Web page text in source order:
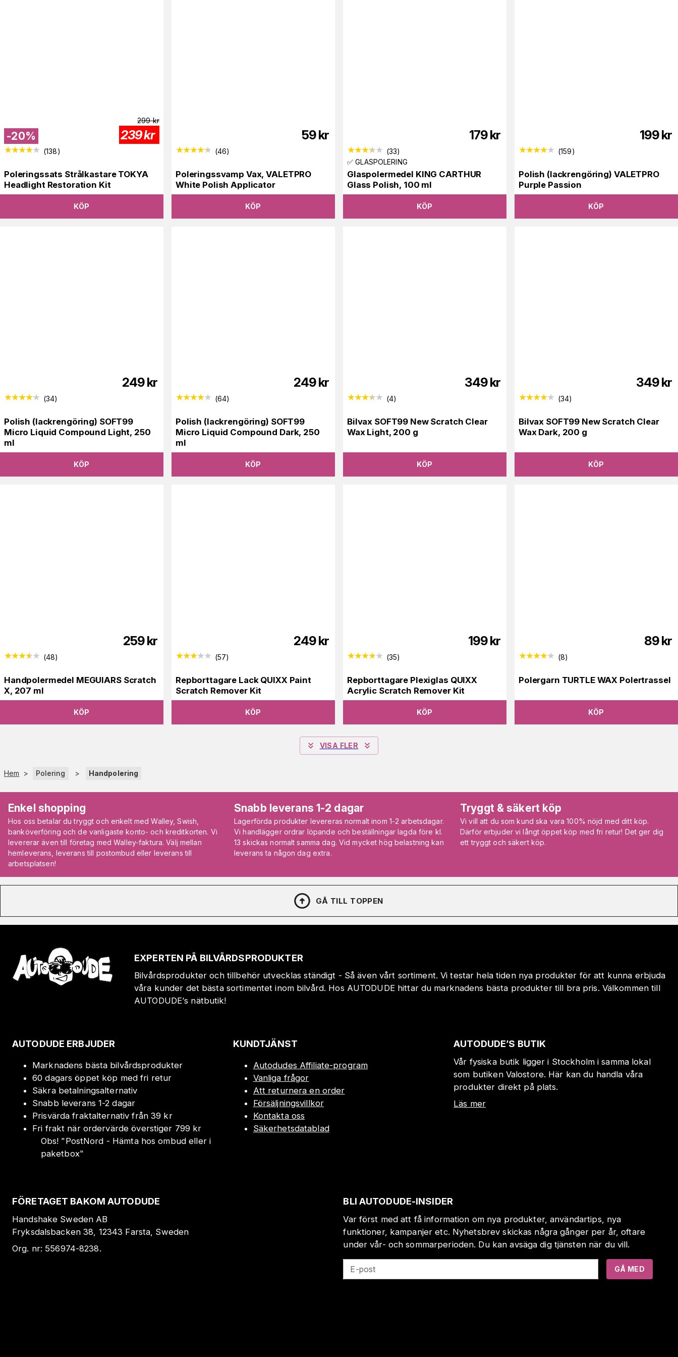
-20%
299 kr
239kr
(138)
Poleringssats Strålkastare TOKYA
Headlight Restoration Kit
KÖP
59kr
(46)
Poleringssvamp Vax, VALETPRO
White Polish Applicator
KÖP
179kr
(33)
✅ GLASPOLERING
Glaspolermedel KING CARTHUR
Glass Polish, 100 ml
KÖP
199kr
(159)
Polish (lackrengöring) VALETPRO
Purple Passion
KÖP
249kr
(34)
Polish (lackrengöring) SOFT99
Micro Liquid Compound Light, 250
ml
KÖP
249kr
(64)
Polish (lackrengöring) SOFT99
Micro Liquid Compound Dark, 250
ml
KÖP
349kr
(4)
Bilvax SOFT99 New Scratch Clear
Wax Light, 200 g
KÖP
349kr
(34)
Bilvax SOFT99 New Scratch Clear
Wax Dark, 200 g
KÖP
259kr
(48)
Handpolermedel MEGUIARS Scratch
X, 207 ml
KÖP
249kr
(57)
Repborttagare Lack QUIXX Paint
Scratch Remover Kit
KÖP
199kr
(35)
Repborttagare Plexiglas QUIXX
Acrylic Scratch Remover Kit
KÖP
89kr
(8)
Polergarn TURTLE WAX Polertrassel
KÖP
VISA FLER
Hem > Polering > Handpolering
Enkel shopping
Hos oss betalar du tryggt och enkelt med Walley, Swish,
banköverföring och de vanligaste konto- och kreditkorten. Vi
levererar även till företag med Walley-faktura. Välj mellan
hemleverans, leverans till postombud eller leverans till
arbetsplatsen!
Snabb leverans 1-2 dagar
Lagerförda produkter levereras normalt inom 1-2 arbetsdagar.
Vi handlägger ordrar löpande och beställningar lagda före kl.
13 skickas normalt samma dag. Vid mycket hög belastning kan
leverans ta någon dag extra.
Tryggt & säkert köp
Vi vill att du som kund ska vara 100% nöjd med ditt köp.
Därför erbjuder vi långt öppet köp med fri retur! Det ger dig
ett tryggt och säkert köp.
GÅ TILL TOPPEN
EXPERTEN PÅ BILVÅRDSPRODUKTER
Bilvårdsprodukter och tillbehör utvecklas ständigt - Så även vårt sortiment. Vi testar hela tiden nya produkter för att kunna erbjuda
våra kunder det bästa sortimentet inom bilvård. Hos AUTODUDE hittar du marknadens bästa produkter till bra pris. Välkommen till
AUTODUDE‘s nätbutik!
AUTODUDE ERBJUDER
Marknadens bästa bilvårdsprodukter
60 dagars öppet köp med fri retur
Säkra betalningsalternativ
Snabb leverans 1-2 dagar
Prisvärda fraktalternativ från 39 kr
Fri frakt när ordervärde överstiger 799 kr
Obs! "PostNord - Hämta hos ombud eller i
paketbox"
KUNDTJÄNST
Autodudes Affiliate-program
Vanliga frågor
Att returnera en order
Försäljningsvillkor
Kontakta oss
Säkerhetsdatablad
AUTODUDE’S BUTIK
Vår fysiska butik ligger i Stockholm i samma lokal
som butiken Valostore. Här kan du handla våra
produkter direkt på plats.
Läs mer
FÖRETAGET BAKOM AUTODUDE
Handshake Sweden AB
Fryksdalsbacken 38, 12343 Farsta, Sweden
Org. nr: 556974-8238.
BLI AUTODUDE-INSIDER
Var först med att få information om nya produkter, användartips, nya
funktioner, kampanjer etc. Nyhetsbrev skickas några gånger per år, oftare
under vår- och sommarperioden. Du kan avsäga dig tjänsten när du vill.
E-post GÅ MED